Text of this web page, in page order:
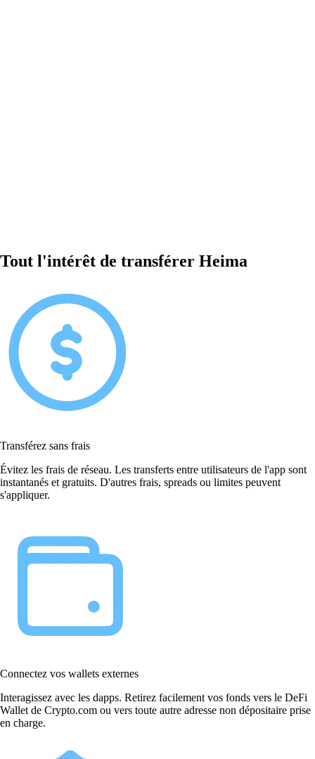
Tout l'intérêt de transférer Heima
Transférez sans frais
Évitez les frais de réseau. Les transferts entre utilisateurs de l'app sont
instantanés et gratuits. D'autres frais, spreads ou limites peuvent
s'appliquer.
Connectez vos wallets externes
Interagissez avec les dapps. Retirez facilement vos fonds vers le DeFi
Wallet de Crypto.com ou vers toute autre adresse non dépositaire prise
en charge.